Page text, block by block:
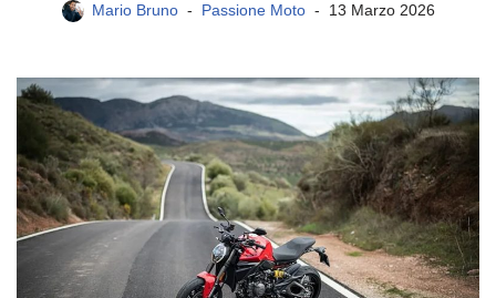
Mario Bruno Passione Moto 13 Marzo 2026